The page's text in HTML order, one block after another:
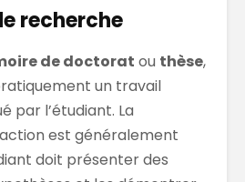
recherche
de doctorat ou thèse,
un travail
par l’étudiant. La
est généralement
doit présenter des